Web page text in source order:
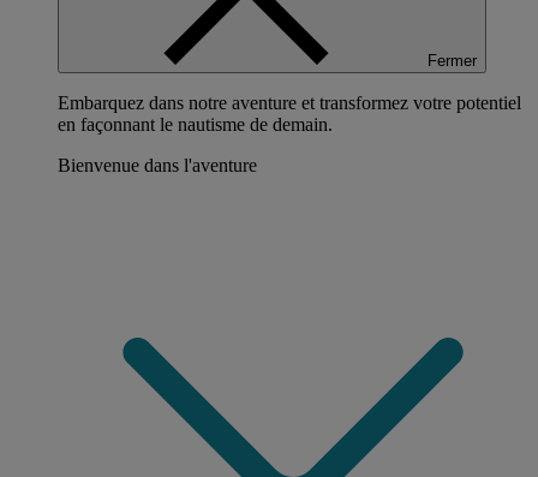
Fermer
Embarquez dans notre aventure et transformez votre potentiel
en façonnant le nautisme de demain.
Bienvenue dans l'aventure